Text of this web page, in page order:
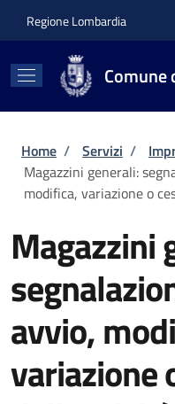
Regione Lombardia
Comune
Briciole di
Home / Servizi /
Magazzini generali:
modifica, variazione o
Magazzini
avvio,
variazione